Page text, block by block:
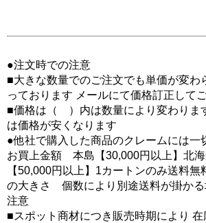
●注文時での注意
■大きな数量でのご注文でも単価が変わ
っております メールにて価格訂正して
■価格は（ ）内は数量により変わり
は価格が安くなります
●他社で購入した商品のクレームには一
お買上金額 本島【30,000円以上】北
【50,000円以上】1カートンのみ送料
の大きさ 個数により別途送料が掛かる
注意
■スポット商材につき販売時期により